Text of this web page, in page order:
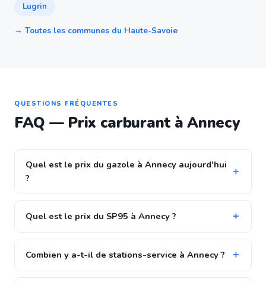
Lugrin
→ Toutes les communes du Haute-Savoie
QUESTIONS FRÉQUENTES
FAQ — Prix carburant à Annecy
Quel est le prix du gazole à Annecy aujourd'hui
?
Quel est le prix du SP95 à Annecy ?
Combien y a-t-il de stations-service à Annecy ?